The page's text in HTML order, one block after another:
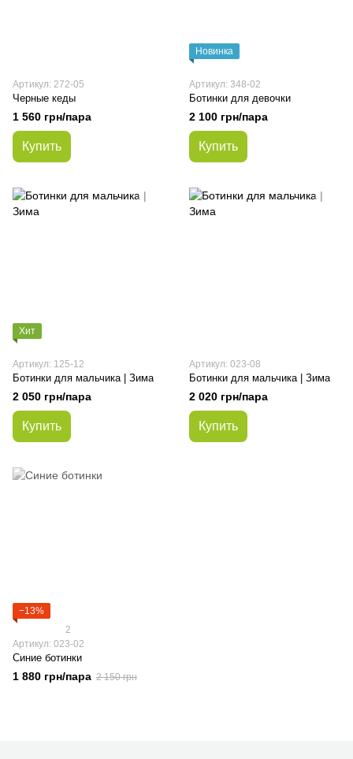
Артикул: 272-05
Черные кеды
1 560 грн/пара
Купить
Новинка
Артикул: 348-02
Ботинки для девочки
2 100 грн/пара
Купить
Хит
Артикул: 125-12
Ботинки для мальчика | Зима
2 050 грн/пара
Купить
Артикул: 023-08
Ботинки для мальчика | Зима
2 020 грн/пара
Купить
−13%
2
Артикул: 023-02
Синие ботинки
1 880 грн/пара 2 150 грн